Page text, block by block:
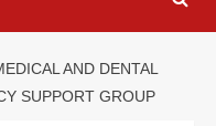
AND DENTAL
SUPPORT GROUP